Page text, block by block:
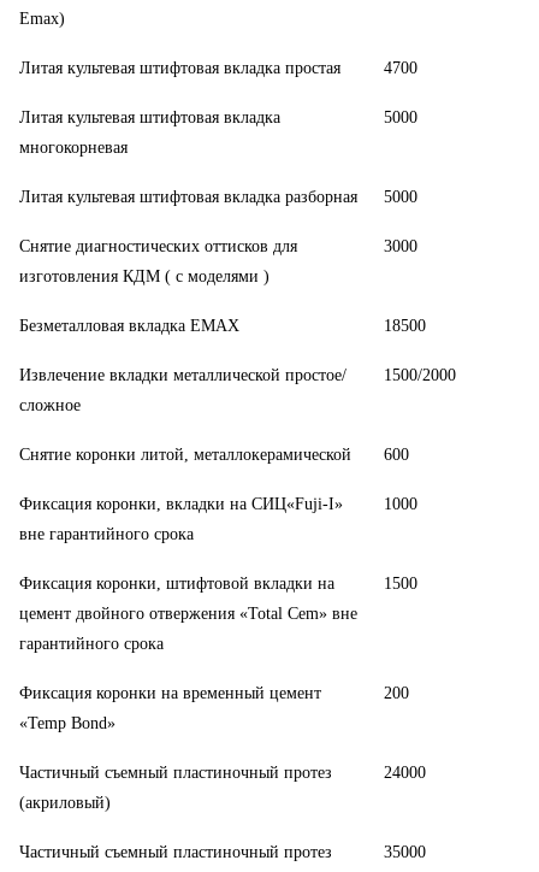
Emax)
Литая культевая штифтовая вкладка простая 4700
Литая культевая штифтовая вкладка
многокорневая
5000
Литая культевая штифтовая вкладка разборная 5000
Снятие диагностических оттисков для
изготовления КДМ ( с моделями )
3000
Безметалловая вкладка EMAX 18500
Извлечение вкладки металлической простое/
сложное
1500/2000
Снятие коронки литой, металлокерамической 600
Фиксация коронки, вкладки на СИЦ«Fuji-I»
вне гарантийного срока
1000
Фиксация коронки, штифтовой вкладки на
цемент двойного отвержения «Total Cem» вне
гарантийного срока
1500
Фиксация коронки на временный цемент
«Temp Bond»
200
Частичный съемный пластиночный протез
(акриловый)
24000
Частичный съемный пластиночный протез
35000